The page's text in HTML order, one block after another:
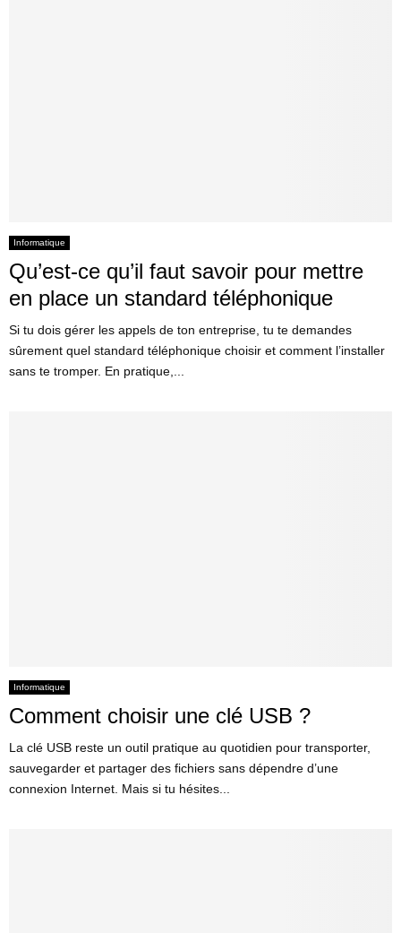
Informatique
Qu’est-ce qu’il faut savoir pour mettre
en place un standard téléphonique
Si tu dois gérer les appels de ton entreprise, tu te demandes
sûrement quel standard téléphonique choisir et comment l’installer
sans te tromper. En pratique,...
Informatique
Comment choisir une clé USB ?
La clé USB reste un outil pratique au quotidien pour transporter,
sauvegarder et partager des fichiers sans dépendre d’une
connexion Internet. Mais si tu hésites...